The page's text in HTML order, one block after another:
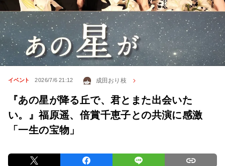
イベント 2026/7/6 21:12 成田おり枝
『あの星が降る丘で、君とまた出会いた
い。』福原遥、倍賞千恵子との共演に感激
「一生の宝物」